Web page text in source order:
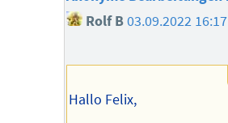
Rolf B03.09.2022 16:17
Hallo Felix,